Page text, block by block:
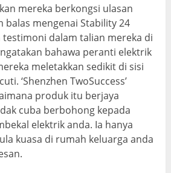
mereka berkongsi ulasan
balas mengenai Stability 24
testimoni dalam talian mereka di
bahawa peranti elektrik
meletakkan sedikit di sisi
‘Shenzhen TwoSuccess’
produk itu berjaya
cuba berbohong kepada
elektrik anda. Ia hanya
kuasa di rumah keluarga anda